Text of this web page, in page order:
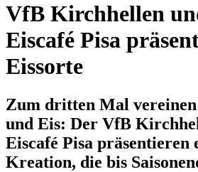
VfB Kirchhellen
Eiscafé Pisa
Eissorte
Zum dritten Mal
und Eis: Der VfB
Eiscafé Pisa präsentieren
Kreation, die bis